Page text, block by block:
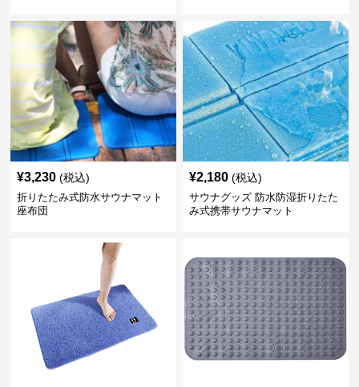
¥3,230 (税込)
折りたたみ式防水サウナマット
座布団
¥2,180 (税込)
サウナグッズ 防水防湿折りたた
み式携帯サウナマット